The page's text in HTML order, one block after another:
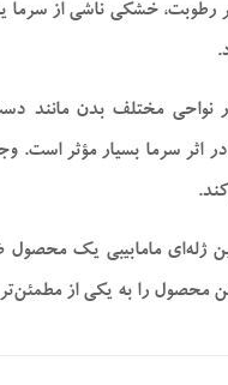
خشکی ناشی از سرما
نواحی مختلف بدن مانند
بسیار مؤثر است.
ژله‌ای مامابیبی یک
این محصول را به یکی از